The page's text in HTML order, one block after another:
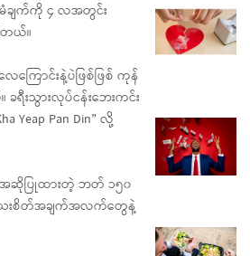
မံချက်ကို ၄ လအတွင်း
တယ်။
ြောင်းနဲ့ပဲဖြစ်ဖြစ် ကုန်
ခရီးသွားလုပ်ငန်းဘေးကင်း
Yeap Pan Din” လို့
အဆိုပြုထားတဲ့ ဘတ် ၁၅၀
သေးစိတ်အချက်အလက်တွေနဲ့